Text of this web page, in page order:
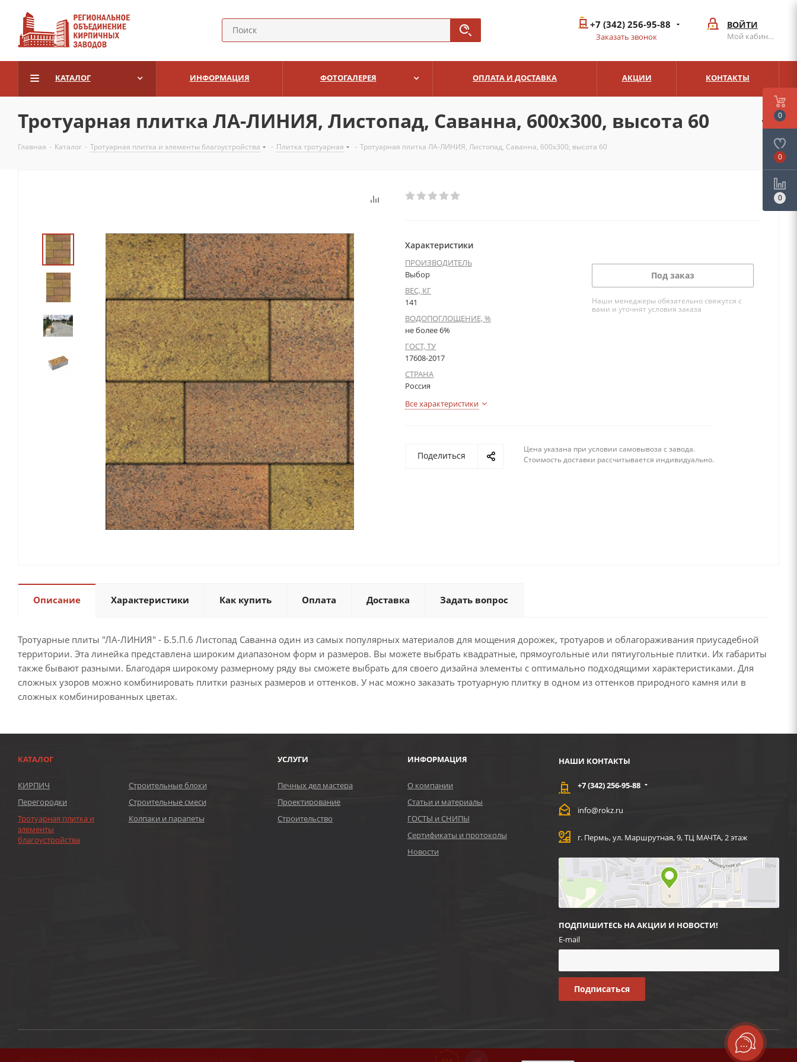
ВОЙТИ
Мой кабинет
+7 (342) 256-95-88
Заказать звонок
КАТАЛОГ ИНФОРМАЦИЯ ФОТОГАЛЕРЕЯ ОПЛАТА И ДОСТАВКА АКЦИИ КОНТАКТЫ
Тротуарная плитка ЛА-ЛИНИЯ, Листопад, Саванна, 600х300, высота 60
Главная - Каталог - Тротуарная плитка и элементы благоустройства - Плитка тротуарная - Тротуарная плитка ЛА-ЛИНИЯ, Листопад, Саванна, 600х300, высота 60
Характеристики
ПРОИЗВОДИТЕЛЬ
Выбор
ВЕС, КГ
141
ВОДОПОГЛОЩЕНИЕ, %
не более 6%
ГОСТ, ТУ
17608-2017
СТРАНА
Россия
Все характеристики
Под заказ
Наши менеджеры обязательно свяжутся с
вами и уточнят условия заказа
Поделиться
Цена указана при условии самовывоза с завода.
Стоимость доставки рассчитывается индивидуально.
Описание Характеристики Как купить Оплата Доставка Задать вопрос
Тротуарные плиты "ЛА-ЛИНИЯ" - Б.5.П.6 Листопад Саванна один из самых популярных материалов для мощения дорожек, тротуаров и облагораживания приусадебной
территории. Эта линейка представлена широким диапазоном форм и размеров. Вы можете выбрать квадратные, прямоугольные или пятиугольные плитки. Их габариты
также бывают разными. Благодаря широкому размерному ряду вы сможете выбрать для своего дизайна элементы с оптимально подходящими характеристиками. Для
сложных узоров можно комбинировать плитки разных размеров и оттенков. У нас можно заказать тротуарную плитку в одном из оттенков природного камня или в
сложных комбинированных цветах.
КАТАЛОГ
КИРПИЧ
Строительные блоки
Перегородки
Строительные смеси
Тротуарная плитка и
элементы
благоустройства
Колпаки и парапеты
УСЛУГИ
Печных дел мастера
Проектирование
Строительство
ИНФОРМАЦИЯ
О компании
Статьи и материалы
ГОСТЫ и СНИПЫ
Сертификаты и протоколы
Новости
НАШИ КОНТАКТЫ
+7 (342) 256-95-88
info@rokz.ru
г. Пермь, ул. Маршрутная, 9, ТЦ МАЧТА, 2 этаж
ПОДПИШИТЕСЬ НА АКЦИИ И НОВОСТИ!
E-mail
0
0
0